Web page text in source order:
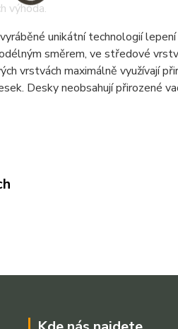
výhoda.
unikátní technologií
směrem, ve středové
vrstvách maximálně využívají
Desky neobsahují přirozené